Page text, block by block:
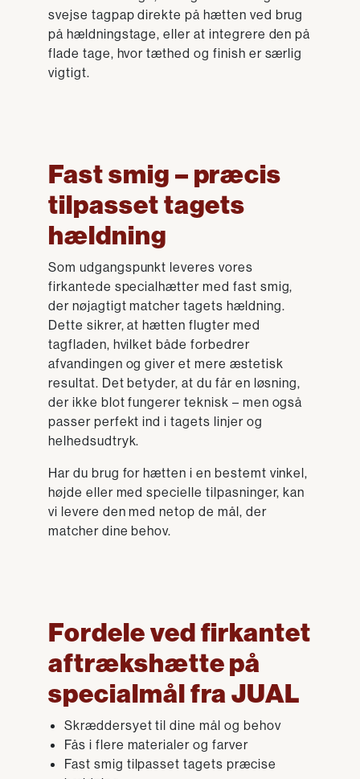
svejse tagpap direkte på hætten ved brug
på hældningstage, eller at integrere den på
flade tage, hvor tæthed og finish er særlig
vigtigt.
Fast smig – præcis
tilpasset tagets
hældning
Som udgangspunkt leveres vores
firkantede specialhætter med fast smig,
der nøjagtigt matcher tagets hældning.
Dette sikrer, at hætten flugter med
tagfladen, hvilket både forbedrer
afvandingen og giver et mere æstetisk
resultat. Det betyder, at du får en løsning,
der ikke blot fungerer teknisk – men også
passer perfekt ind i tagets linjer og
helhedsudtryk.
Har du brug for hætten i en bestemt vinkel,
højde eller med specielle tilpasninger, kan
vi levere den med netop de mål, der
matcher dine behov.
Fordele ved firkantet
aftrækshætte på
specialmål fra JUAL
Skræddersyet til dine mål og behov
Fås i flere materialer og farver
Fast smig tilpasset tagets præcise